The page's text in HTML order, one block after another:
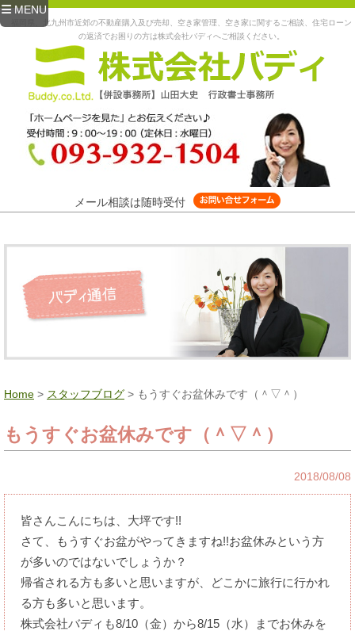
MENU
福岡県、北九州市近郊の不動産購入及び売却、空き家管理、空き家に関するご相談、住宅ローン
の返済でお困りの方は株式会社バディへご相談ください。
メール相談は随時受付
Home > スタッフブログ > もうすぐお盆休みです（＾▽＾）
もうすぐお盆休みです（＾▽＾）
2018/08/08
皆さんこんにちは、大坪です!!
さて、もうすぐお盆がやってきますね!!お盆休みという方
が多いのではないでしょうか？
帰省される方も多いと思いますが、どこかに旅行に行かれ
る方も多いと思います。
株式会社バディも8/10（金）から8/15（水）までお休みを